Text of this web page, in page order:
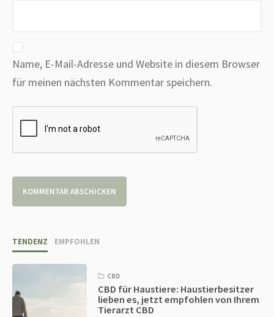
Name, E-Mail-Adresse und Website in diesem Browser
für meinen nächsten Kommentar speichern.
TENDENZ EMPFOHLEN
CBD
CBD für Haustiere: Haustierbesitzer
lieben es, jetzt empfohlen von Ihrem
Tierarzt CBD